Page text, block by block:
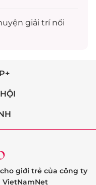
giải trínổi
giới trẻ của công ty